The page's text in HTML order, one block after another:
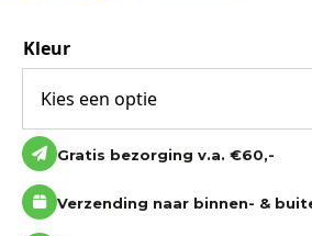
Kleur
Gratis bezorging v.a. €60,-
Verzending naar binnen- &